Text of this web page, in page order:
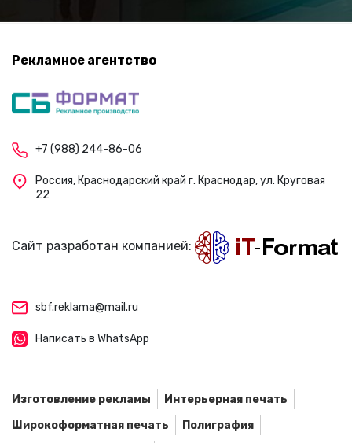
Рекламное агентство
+7 (988) 244-86-06
Россия, Краснодарский край г. Краснодар, ул. Круговая
22
Сайт разработан компанией:
sbf.reklama@mail.ru
Написать в WhatsApp
Изготовление рекламы
Интерьерная печать
Широкоформатная печать
Полиграфия